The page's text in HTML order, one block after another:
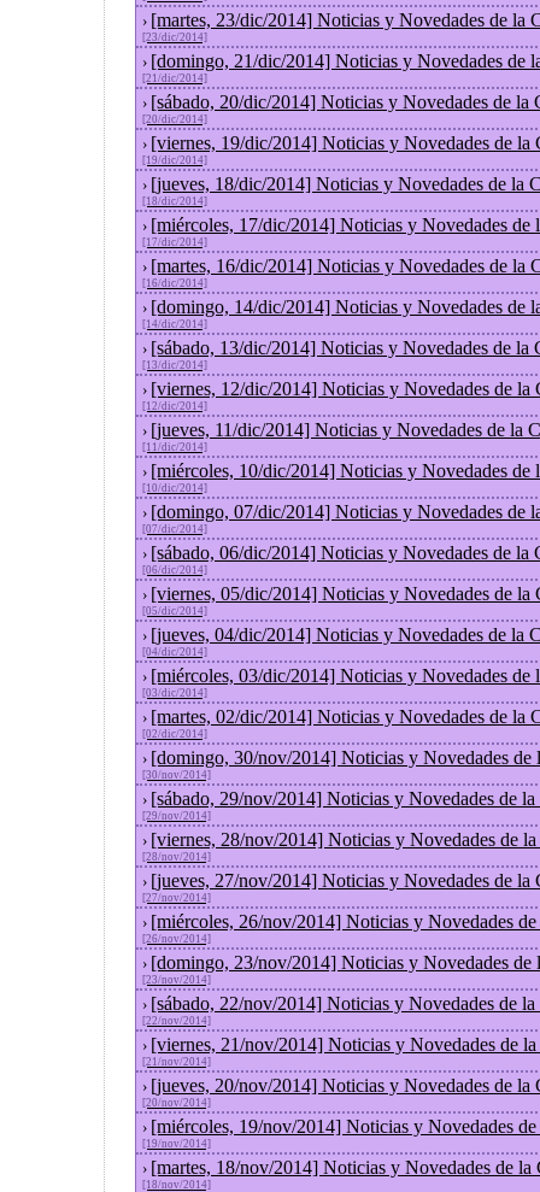
› [martes, 23/dic/2014] Noticias y Novedades de la
[23/dic/2014]
› [domingo, 21/dic/2014] Noticias y Novedades de
[21/dic/2014]
› [sábado, 20/dic/2014] Noticias y Novedades de la
[20/dic/2014]
› [viernes, 19/dic/2014] Noticias y Novedades de la
[19/dic/2014]
› [jueves, 18/dic/2014] Noticias y Novedades de la
[18/dic/2014]
› [miércoles, 17/dic/2014] Noticias y Novedades de
[17/dic/2014]
› [martes, 16/dic/2014] Noticias y Novedades de la
[16/dic/2014]
› [domingo, 14/dic/2014] Noticias y Novedades de
[14/dic/2014]
› [sábado, 13/dic/2014] Noticias y Novedades de la
[13/dic/2014]
› [viernes, 12/dic/2014] Noticias y Novedades de la
[12/dic/2014]
› [jueves, 11/dic/2014] Noticias y Novedades de la
[11/dic/2014]
› [miércoles, 10/dic/2014] Noticias y Novedades de
[10/dic/2014]
› [domingo, 07/dic/2014] Noticias y Novedades de
[07/dic/2014]
› [sábado, 06/dic/2014] Noticias y Novedades de la
[06/dic/2014]
› [viernes, 05/dic/2014] Noticias y Novedades de la
[05/dic/2014]
› [jueves, 04/dic/2014] Noticias y Novedades de la
[04/dic/2014]
› [miércoles, 03/dic/2014] Noticias y Novedades de
[03/dic/2014]
› [martes, 02/dic/2014] Noticias y Novedades de la
[02/dic/2014]
› [domingo, 30/nov/2014] Noticias y Novedades de
[30/nov/2014]
› [sábado, 29/nov/2014] Noticias y Novedades de
[29/nov/2014]
› [viernes, 28/nov/2014] Noticias y Novedades de
[28/nov/2014]
› [jueves, 27/nov/2014] Noticias y Novedades de la
[27/nov/2014]
› [miércoles, 26/nov/2014] Noticias y Novedades
[26/nov/2014]
› [domingo, 23/nov/2014] Noticias y Novedades de
[23/nov/2014]
› [sábado, 22/nov/2014] Noticias y Novedades de
[22/nov/2014]
› [viernes, 21/nov/2014] Noticias y Novedades de
[21/nov/2014]
› [jueves, 20/nov/2014] Noticias y Novedades de la
[20/nov/2014]
› [miércoles, 19/nov/2014] Noticias y Novedades
[19/nov/2014]
› [martes, 18/nov/2014] Noticias y Novedades de la
[18/nov/2014]